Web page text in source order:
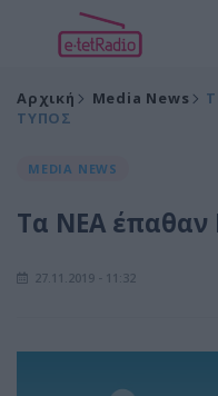
Αρχική Media News
ΤΥΠΟΣ
MEDIA NEWS
Τα ΝΕΑ
27.11.2019 - 11:32